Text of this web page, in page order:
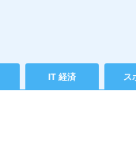
IT 経済 ス